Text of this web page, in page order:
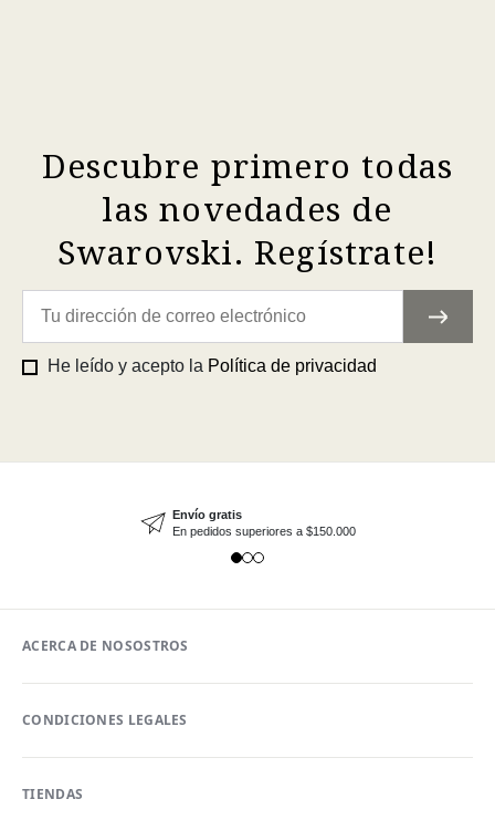
Descubre primero todas
las novedades de
Swarovski. Regístrate!
He leído y acepto la Política de privacidad
Envío gratis
En pedidos superiores a $150.000
ACERCA DE NOSOSTROS
CONDICIONES LEGALES
TIENDAS